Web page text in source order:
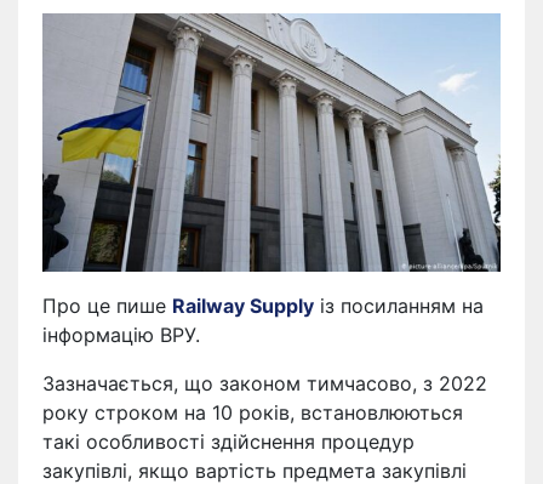
Про це пише Railway Supply із посиланням на
інформацію ВРУ.
Зазначається, що законом тимчасово, з 2022
року строком на 10 років, встановлюються
такі особливості здійснення процедур
закупівлі, якщо вартість предмета закупівлі